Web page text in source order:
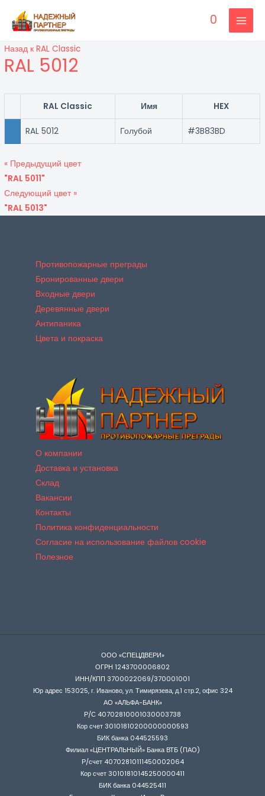
0
Назад к RAL Classic
RAL 5012
RAL Classic Имя HEX
RAL 5012 Голубой #3B83BD
« Предыдущий цвет
"RAL 5011"
Следующий цвет »
"RAL 5013"
Противопожарные преграды
Бронированные двери
Входные двери
Деревянные двери
Антипаника
Цвета и покраска
О компании
Доставка и установка
Склад
Вакансии
Контакты
Политика конфиденциальности
Согласие на использование файлов cookie
Полезное
ООО «СПЕЦДВЕРИ»
ОГРН 1243700006802
ИНН/КПП 3700022069/370001001
Юр адрес 153025, г. Иваново, ул. Тимирязева, д.1 стр.2, офис 324
АО «АЛЬФА-БАНК»
Р/С 40702810001030003738
Кор счет 30101810200000000593
БИК банка 044525593
Филиал «ЦЕНТРАЛЬНЫЙ» Банка ВТБ (ПАО)
Р/счет 40702810111450002064
Кор счет 30101810145250000411
БИК банка 044525411